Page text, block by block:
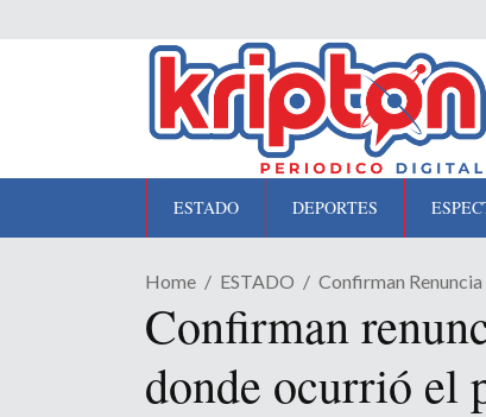
ESTADO DEPORTES
Home ESTADO Confirman
Confirman
donde ocurrió el